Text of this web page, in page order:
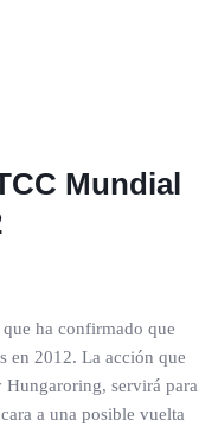
Mundial
ha confirmado que
en 2012. La acción que
Hungaroring, servirá para
a una posible vuelta